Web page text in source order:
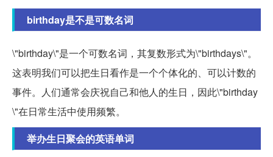
birthday是不是可数名词
\"birthday\"是一个可数名词，其复数形式为\"birthdays\"。
这表明我们可以把生日看作是一个个体化的、可以计数的
事件。人们通常会庆祝自己和他人的生日，因此\"birthday
\"在日常生活中使用频繁。
举办生日聚会的英语单词